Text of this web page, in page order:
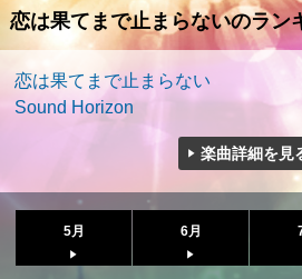
恋は果てまで止まらないのラン
恋は果てまで止まらない
Sound Horizon
楽曲詳細を見
5月 6月